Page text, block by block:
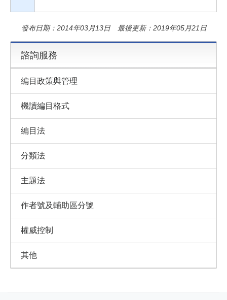
發布日期：2014年03月13日 最後更新：2019年05月21日
諮詢服務
編目政策與管理
機讀編目格式
編目法
分類法
主題法
作者號及輔助區分號
權威控制
其他